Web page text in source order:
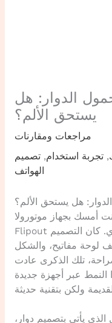
الدوار: هل
يستحق الألم؟
مراجعات ومقارنات
,تجربة استخدام,تصميم
الهواتف
هل يستحق الألم؟
أمسك بجهاز موتورولا
Flipout وأحس إنني أملك المستقبل بين يدي. كان التصميم
لوحة مفاتيح، والشكل
تلك الذكرى عادت
عبر أجهزة جديدة
الذي يأتي بتصميم دوار،